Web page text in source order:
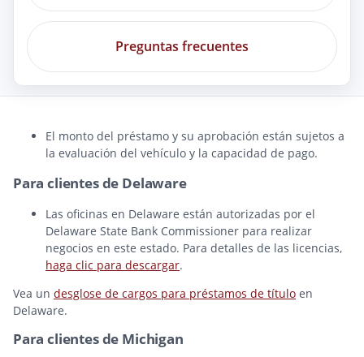
Preguntas frecuentes
El monto del préstamo y su aprobación están sujetos a
la evaluación del vehículo y la capacidad de pago.
Para clientes de Delaware
Las oficinas en Delaware están autorizadas por el
Delaware State Bank Commissioner para realizar
negocios en este estado. Para detalles de las licencias,
haga clic para descargar.
Vea un desglose de cargos para préstamos de título en
Delaware.
Para clientes de Michigan